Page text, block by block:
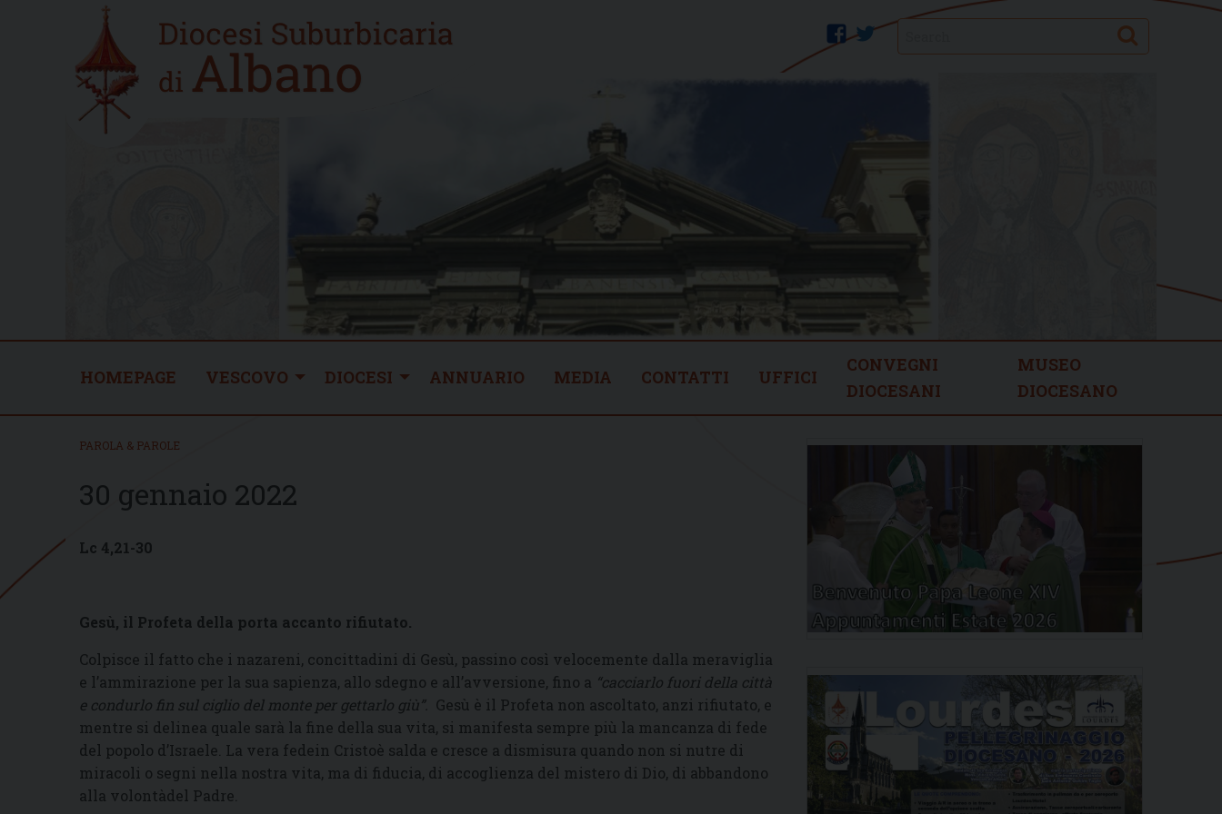
Home
new
twitter
facebook Search
HOMEPAGE VESCOVO DIOCESI ANNUARIO MEDIA CONTATTI UFFICI
CONVEGNI
DIOCESANI
MUSEO
DIOCESANO
PAROLA & PAROLE
30 gennaio 2022
Lc 4,21-30
Gesù, il Profeta della porta accanto rifiutato.
Colpisce il fatto che i nazareni, concittadini di Gesù, passino così velocemente dalla meraviglia
e l’ammirazione per la sua sapienza, allo sdegno e all’avversione, fino a “cacciarlo fuori della città
e condurlo fin sul ciglio del monte per gettarlo giù”. Gesù è il Profeta non ascoltato, anzi rifiutato, e
mentre si delinea quale sarà la fine della sua vita, si manifesta sempre più la mancanza di fede
del popolo d’Israele. La vera fedein Cristoè salda e cresce a dismisura quando non si nutre di
miracoli o segni nella nostra vita, ma di fiducia, di accoglienza del mistero di Dio, di abbandono
alla volontàdel Padre.